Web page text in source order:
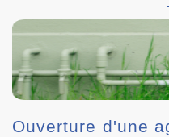
Ouverture d'une